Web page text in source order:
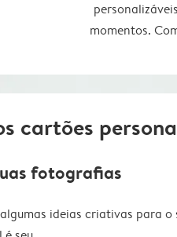
momentos.
cartões
fotografias
ideias criativas para o